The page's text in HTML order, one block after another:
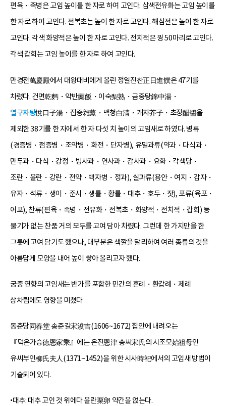
편육・족병은 고임 높이를 한 자로 하여 고인다. 삼색전유화는 고임 높이를
한 자로 하여 고인다. 전복초는 높이 한 자로 고인다. 해삼전은 높이 한 자로
고인다. 각색 화양적은 높이 한 자로 고인다. 전치적은 꿩 50마리로 고인다.
각색 갑회는 고임 높이를 한 자로 하여 고인다.
만경전萬慶殿에서 대왕대비에게 올린 정일진찬正日進饌은 47기를
차렸다. 건면乾麪・약반藥飯・이숙梨熟・금중탕錦中湯・
열구자탕悅口子湯・잡증雜蒸・백청白淸・개자芥子・초장醋醬을
제외한 38기를 한 자에서 한 자 다섯 치 높이의 고임새로 하였다. 병류
(경증병・점증병・조악병・화전・단자병), 유밀과류(약과・다식과・
만두과・다식・강정・빙사과・연사과・감사과・요화・각색당・
조란・율란・강란・전약・백자병・정과), 실과류(용안・여지・감자・
유자・석류・생이・준시・생률・황률・대추・호두・잣), 포류(육포・
어포), 찬류(편육・족병・전유화・전복초・화양적・전치적・갑회) 등
물기가 없는 찬품 거의 모두를 고여 담아 차렸다. 그런데 한 가지만을 한
그릇에 고여 담기도 했으나, 대부분은 색깔을 달리하여 여러 종류의 것을
아름답게 모양을 내어 높이 쌓아 올리고자 했다.
궁중 연향의 고임새는 반가를 포함한 민간의 혼례・환갑례・제례
상차림에도 영향을 미쳤다
동춘당同春堂 송준길宋浚吉(1606~1672) 집안에 내려오는
『덕은가승德恩家乘』에는 은진恩津 송씨宋氏의 시조모始祖母인
유씨부인柳氏夫人(1371~1452)을 위한 시사時祀에서의 고임새 방법이
기술되어 있다.
•대추: 대추 고인 것 위에다 율란栗卵 약간을 얹는다.